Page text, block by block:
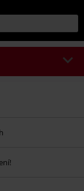
na: knihy,
Onkelz, Broilers, Die